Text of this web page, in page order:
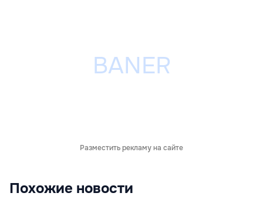
Разместить рекламу на сайте
Похожие новости